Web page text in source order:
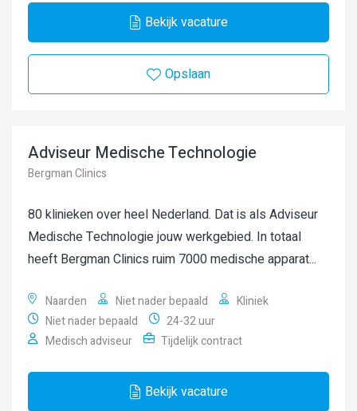
Bekijk vacature
Opslaan
Adviseur Medische Technologie
Bergman Clinics
80 klinieken over heel Nederland. Dat is als Adviseur
Medische Technologie jouw werkgebied. In totaal
heeft Bergman Clinics ruim 7000 medische apparat...
Naarden Niet nader bepaald
Kliniek
Niet nader bepaald
24-32 uur
Medisch adviseur
Tijdelijk contract
Bekijk vacature